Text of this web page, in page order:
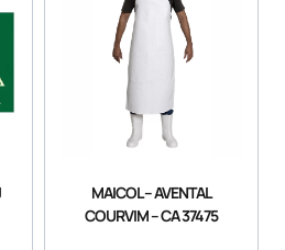
MAICOL – AVENTAL
COURVIM – CA 37475